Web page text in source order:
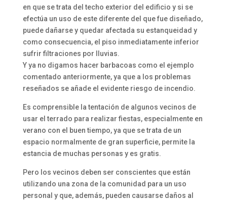
en que se trata del techo exterior del edificio y si se
efectúa un uso de este diferente del que fue diseñado,
puede dañarse y quedar afectada su estanqueidad y
como consecuencia, el piso inmediatamente inferior
sufrir filtraciones por lluvias.
Y ya no digamos hacer barbacoas como el ejemplo
comentado anteriormente, ya que a los problemas
reseñados se añade el evidente riesgo de incendio.
Es comprensible la tentación de algunos vecinos de
usar el terrado para realizar fiestas, especialmente en
verano con el buen tiempo, ya que se trata de un
espacio normalmente de gran superficie, permite la
estancia de muchas personas y es gratis.
Pero los vecinos deben ser conscientes que están
utilizando una zona de la comunidad para un uso
personal y que, además, pueden causarse daños al